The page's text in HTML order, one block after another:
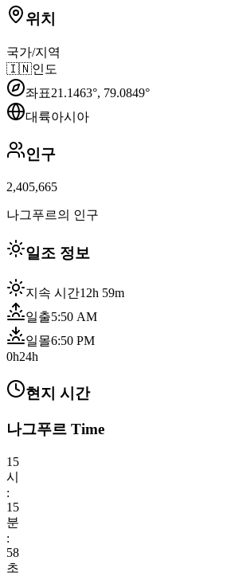
위치
국가/지역
🇮🇳인도
좌표21.1463°, 79.0849°
대륙아시아
인구
2,405,665
나그푸르의 인구
일조 정보
지속 시간12h 59m
일출5:50 AM
일몰6:50 PM
0h24h
현지 시간
나그푸르 Time
15
시
:
16
분
:
00
초